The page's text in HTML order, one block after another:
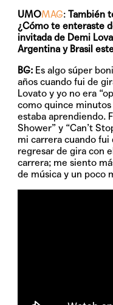
UMOMAG:También
¿Cómo te enteraste
invitada de Demi
Argentina y Brasil
BG: Es algo súper
años cuando fui de
Lovato y yo no era
como quince
estaba aprendiendo.
Shower” y “Can’t
mi carrera cuando fui
regresar de gira con
carrera; me siento
de música y un poco